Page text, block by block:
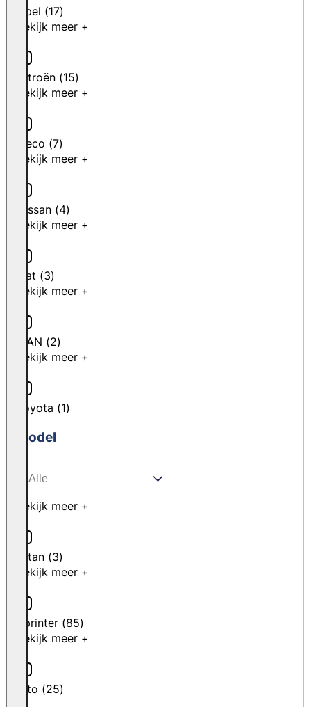
Opel (17)
Bekijk meer +
Citroën (15)
Bekijk meer +
Iveco (7)
Bekijk meer +
Nissan (4)
Bekijk meer +
Fiat (3)
Bekijk meer +
MAN (2)
Bekijk meer +
Toyota (1)
Model
Bekijk meer +
Citan (3)
Bekijk meer +
Sprinter (85)
Bekijk meer +
Vito (25)